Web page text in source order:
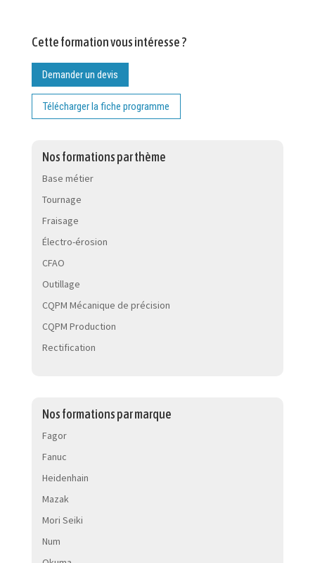
Cette formation vous intéresse ?
Demander un devis
Télécharger la fiche programme
Nos formations par thème
Base métier
Tournage
Fraisage
Électro-érosion
CFAO
Outillage
CQPM Mécanique de précision
CQPM Production
Rectification
Nos formations par marque
Fagor
Fanuc
Heidenhain
Mazak
Mori Seiki
Num